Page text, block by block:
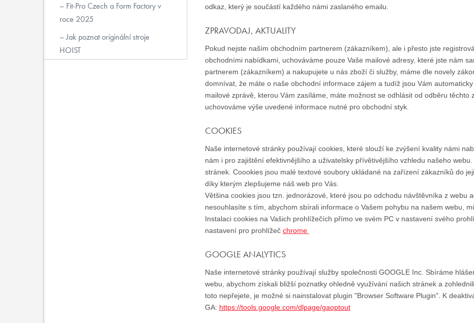
odkaz, který je součástí každého námi zaslaného emailu.
ZPRAVODAJ, AKTUALITY
Pokud nejste naším obchodním partnerem (zákazníkem), ale i přesto jste
obchodními nabídkami, uchováváme pouze Vaše mailové adresy, které jste nám
partnerem (zákazníkem) a nakupujete u nás zboží či služby, máme dle novely
domnívat, že máte o naše obchodní informace zájem a tudíž jsou Vám
mailové zprávě, kterou Vám zasíláme, máte možnost se odhlásit od odběru těchto
uchovováme výše uvedené informace nutné pro obchodní styk.
COOKIES
Naše internetové stránky používají cookies, které slouží ke zvýšení kvality námi
nám i pro zajištění efektivnějšího a uživatelsky přívětivějšího vzhledu našeho
stránek. Coookies jsou malé textové soubory ukládané na zařízení zákazníků do
díky kterým zlepšujeme náš web pro Vás.
Většina cookies jsou tzn. jednorázové, které jsou po odchodu návštěvníka z webu
nesouhlasíte s tím, abychom sbírali informace o Vašem pohybu na našem webu,
Instalaci cookies na Vašich prohlížečích přímo ve svém PC v nastavení svého
nastavení pro prohlížeč chrome
GOOGLE ANALYTICS
Naše internetové stránky používají služby společnosti GOOGLE Inc. Sbíráme
webu, abychom získali bližší poznatky ohledně využívání našich stránek a
toto nepřejete, je možné si nainstalovat plugin "Browser Software Plugin". K
GA: https://tools.google.com/dlpage/gaoptout
Fit-Pro Czech a Form Factory v
roce 2025
Jak poznat originální stroje
HOIST